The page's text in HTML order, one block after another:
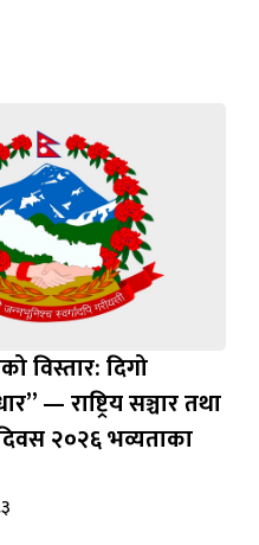
विस्तार: दिगो
— राष्ट्रिय सञ्चार तथा
२०२६ भव्यताका